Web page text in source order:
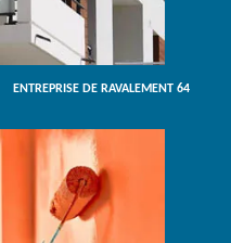
ENTREPRISE DE RAVALEMENT 64